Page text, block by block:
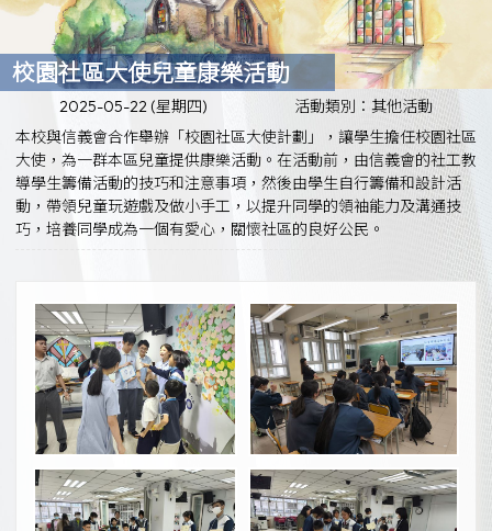
校園社區大使兒童康樂活動
2025-05-22 (星期四)
活動類別：其他活動
本校與信義會合作舉辦「校園社區大使計劃」，讓學生擔任校園社區
大使 ，為一群本區兒童提供康樂活動。在活動前，由信義會的社工教
導學生籌備活動的技巧和注意事項，然後由學生自行籌備和設計活
動，帶領兒童玩遊戲及做小手工，以提升同學的領袖能力及溝通技
巧，培養同學成為一個有愛心，關懷社區的良好公民。